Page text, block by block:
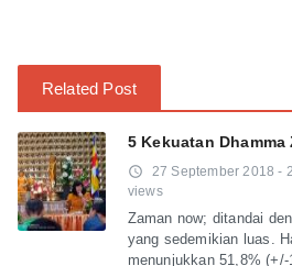
Related Post
5 Kekuatan Dhamma
access_time 27 September 2018 -
views
Zaman now; ditandai
yang sedemikian luas.
menunjukkan 51,8%